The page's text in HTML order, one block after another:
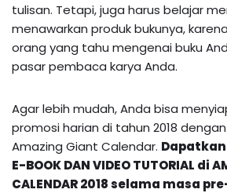
tulisan. Tetapi, juga harus belajar
menawarkan produk bukunya,
orang yang tahu mengenai buku
pasar pembaca karya Anda.
Agar lebih mudah, Anda bisa
promosi harian di tahun 2018
Amazing Giant Calendar. Dapatkan
E-BOOK DAN VIDEO TUTORIAL di
CALENDAR 2018 selama masa